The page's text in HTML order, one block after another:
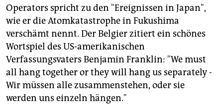
Operators spricht zu den "Ereignissen in Japan",
wie er die Atomkatastrophe in Fukushima
verschämt nennt. Der Belgier zitiert ein schönes
Wortspiel des US-amerikanischen
Verfassungsvaters Benjamin Franklin: "We must
all hang together or they will hang us separately -
Wir müssen alle zusammenstehen, oder sie
werden uns einzeln hängen."